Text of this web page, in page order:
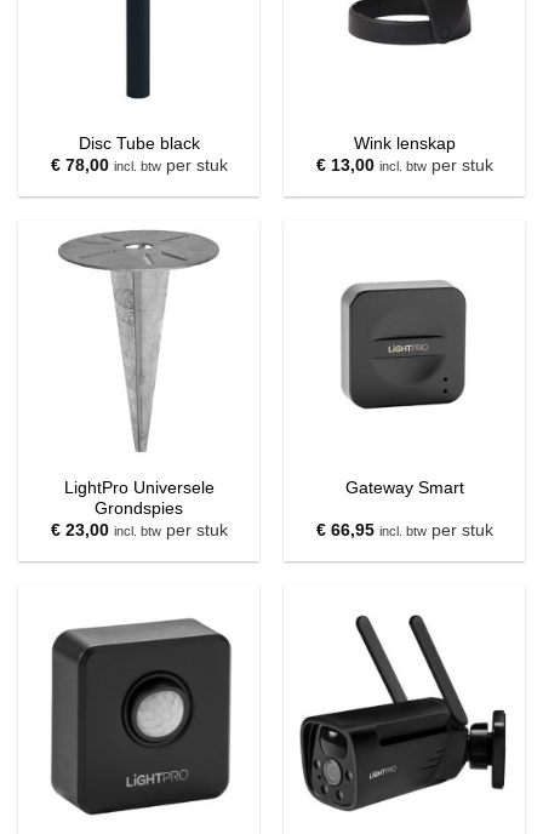
Disc Tube black
€78,00 incl. btwper stuk
Wink lenskap
€13,00 incl. btwper stuk
LightPro Universele
Grondspies
€23,00 incl. btwper stuk
Gateway Smart
€66,95 incl. btwper stuk